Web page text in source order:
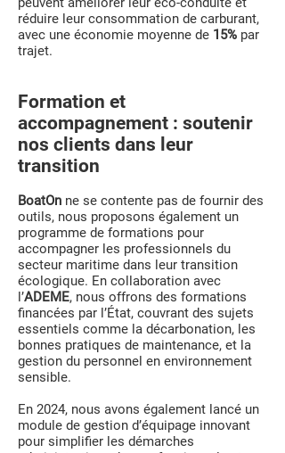
réduire leur consommation de carburant,
avec une économie moyenne de 15% par
trajet.
Formation et
accompagnement : soutenir
nos clients dans leur
transition
BoatOn ne se contente pas de fournir des
outils, nous proposons également un
programme de formations pour
accompagner les professionnels du
secteur maritime dans leur transition
écologique. En collaboration avec
l’ADEME, nous offrons des formations
financées par l’État, couvrant des sujets
essentiels comme la décarbonation, les
bonnes pratiques de maintenance, et la
gestion du personnel en environnement
sensible.
En 2024, nous avons également lancé un
module de gestion d’équipage innovant
pour simplifier les démarches